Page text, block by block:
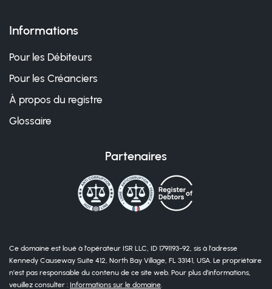
Informations
Pour les Débiteurs
Pour les Créanciers
À propos du registre
Glossaire
Partenaires
Ce domaine est loué à l’opérateur ISR LLC, ID 1791193-92, sis à l’adresse
Kennedy Causeway Suite 412, North Bay Village, FL 33141, USA. Le propriétaire
n’est pas responsable du contenu de ce site web. Pour plus d’informations,
veuillez consulter : Informations sur le domaine.